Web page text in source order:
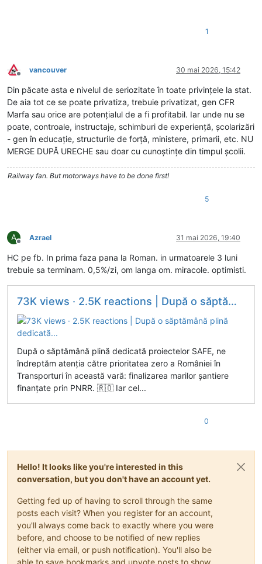
1
Deconectat
vancouver 30 mai 2026, 15:42
Din păcate asta e nivelul de seriozitate în toate privințele la stat.
De aia tot ce se poate privatiza, trebuie privatizat, gen CFR
Marfa sau orice are potențialul de a fi profitabil. Iar unde nu se
poate, controale, instructaje, schimburi de experiență, școlarizări
- gen în educație, structurile de forță, ministere, primarii, etc. NU
MERGE DUPĂ URECHE sau doar cu cunoștințe din timpul școlii.
Railway fan. But motorways have to be done first!
5
A
Deconectat
Azrael 31 mai 2026, 19:40
HC pe fb. In prima faza pana la Roman. in urmatoarele 3 luni
trebuie sa terminam. 0,5%/zi, om langa om. miracole. optimisti.
73K views · 2.5K reactions | După o săptămână plină dedicată...
După o săptămână plină dedicată proiectelor SAFE, ne
îndreptăm atenția către prioritatea zero a României în
Transporturi în această vară: finalizarea marilor șantiere
finanțate prin PNRR. 🇷🇴 Iar cel...
0
Hello! It looks like you're interested in this
conversation, but you don't have an account yet.
Getting fed up of having to scroll through the same
posts each visit? When you register for an account,
you'll always come back to exactly where you were
before, and choose to be notified of new replies
(either via email, or push notification). You'll also be
able to save bookmarks and upvote posts to show